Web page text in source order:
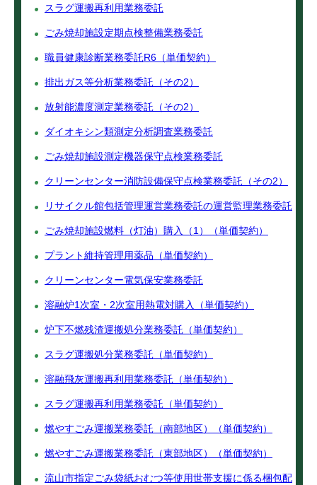
スラグ運搬再利用業務委託
ごみ焼却施設定期点検整備業務委託
職員健康診断業務委託R6（単価契約）
排出ガス等分析業務委託（その2）
放射能濃度測定業務委託（その2）
ダイオキシン類測定分析調査業務委託
ごみ焼却施設測定機器保守点検業務委託
クリーンセンター消防設備保守点検業務委託（その2）
リサイクル館包括管理運営業務委託の運営監理業務委託
ごみ焼却施設燃料（灯油）購入（1）（単価契約）
プラント維持管理用薬品（単価契約）
クリーンセンター電気保安業務委託
溶融炉1次室・2次室用熱電対購入（単価契約）
炉下不燃残渣運搬処分業務委託（単価契約）
スラグ運搬処分業務委託（単価契約）
溶融飛灰運搬再利用業務委託（単価契約）
スラグ運搬再利用業務委託（単価契約）
燃やすごみ運搬業務委託（南部地区）（単価契約）
燃やすごみ運搬業務委託（東部地区）（単価契約）
流山市指定ごみ袋紙おむつ等使用世帯支援に係る梱包配